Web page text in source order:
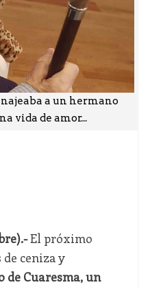
a un hermano
vida de amor...
El próximo
ceniza y
de Cuaresma, un